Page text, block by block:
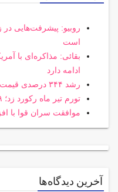
روبیو: پیشرفت‌هایی
است
بقائی: مذاکره‌ای با
ادامه دارد
رشد ۳۴۴ درصدی قیمت روغن/ لبنیات چقدر گران شد؟
تورم تیر ماه رکورد زد؛ ۸۳.۹ درصد
موافقت سران قوا با
آخرین دیدگاه‌ها